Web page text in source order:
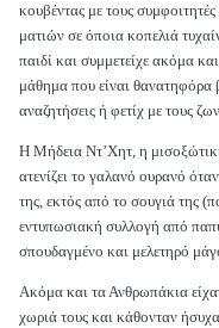
κουβέντας με τους
ματιών σε όποια κοπελιά
παιδί και συμμετείχε ακόμα
μάθημα που είναι θανατηφόρα
αναζητήσεις ή φετίχ με τους
Η Μήδεια Ντ’Χητ, η
ατενίζει το γαλανό ουρανό
της, εκτός από το σουγιά της
εντυπωσιακή συλλογή από
σπουδαγμένο και μελετηρό
Ακόμα και τα Ανθρωπάκια
χωριά τους και κάθονταν